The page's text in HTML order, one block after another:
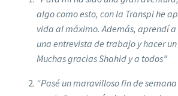
algo como esto, con la Transpi he
vida al máximo. Además, aprendí
una entrevista de trabajo y hacer
Muchas gracias Shahid y a todos”
“Pasé un maravilloso fin de